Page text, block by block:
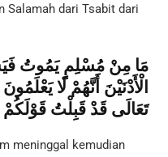
Salamah dari Tsabit dari
مَا مِنْ مُسْلِمٍ يَمُوتُ
الْأَدْنَيْنَ أَنَّهُمْ لَا
تَعَالَى قَدْ قَبِلْتُ
meninggal kemudian